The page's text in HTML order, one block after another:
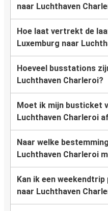
naar Luchthaven
Hoe laat vertrekt de
Luxemburg naar
Hoeveel busstations
Luchthaven Charleroi?
Moet ik mijn busticket
Luchthaven Charleroi
Naar welke
Luchthaven Charleroi
Kan ik een
naar Luchthaven